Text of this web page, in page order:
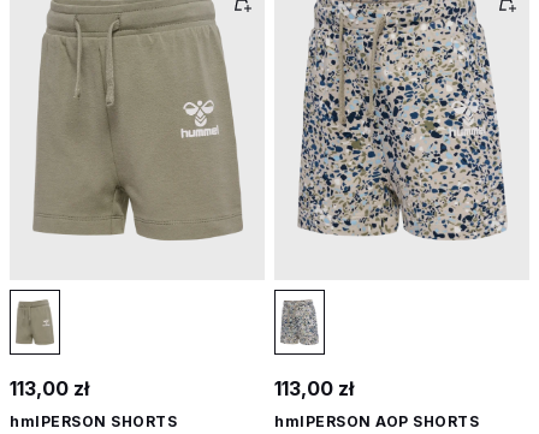
113,00 zł
hmlPERSON SHORTS
113,00 zł
hmlPERSON AOP SHORTS